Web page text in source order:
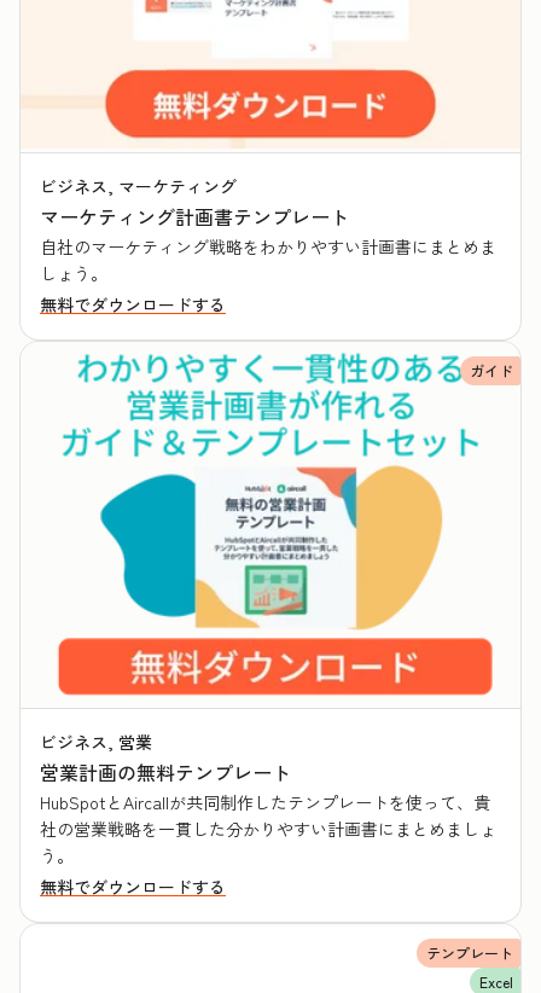
ビジネス, マーケティング
マーケティング計画書テンプレート
自社のマーケティング戦略をわかりやすい計画書にまとめま
しょう。
無料でダウンロードする
ガイド
ビジネス, 営業
営業計画の無料テンプレート
HubSpotとAircallが共同制作したテンプレートを使って、貴
社の営業戦略を一貫した分かりやすい計画書にまとめましょ
う。
無料でダウンロードする
テンプレート
Excel